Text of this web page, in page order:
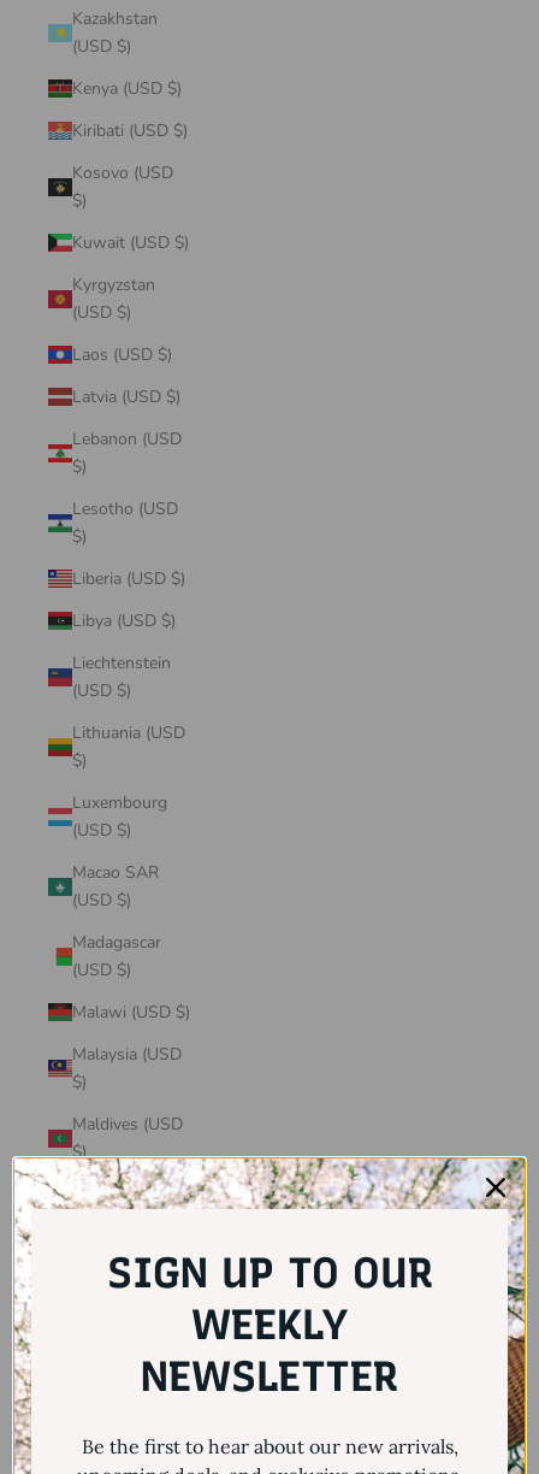
Kazakhstan
(USD $)
Kenya (USD $)
Kiribati (USD $)
Kosovo (USD
$)
Kuwait (USD $)
Kyrgyzstan
(USD $)
Laos (USD $)
Latvia (USD $)
Lebanon (USD
$)
Lesotho (USD
$)
Liberia (USD $)
Libya (USD $)
Liechtenstein
(USD $)
Lithuania (USD
$)
Luxembourg
(USD $)
Macao SAR
(USD $)
Madagascar
(USD $)
Malawi (USD $)
Malaysia (USD
$)
Maldives (USD
$)
Mali (USD $)
Martinique
$)
SIGN UP TO OUR
WEEKLY
NEWSLETTER
Be the first to hear about our new arrivals,